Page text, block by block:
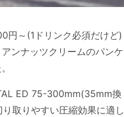
円～(1ドリンク必須だけど)
ンナッツクリームのパンケ
ED 75-300mm(35mm換
取りやすい圧縮効果に適し